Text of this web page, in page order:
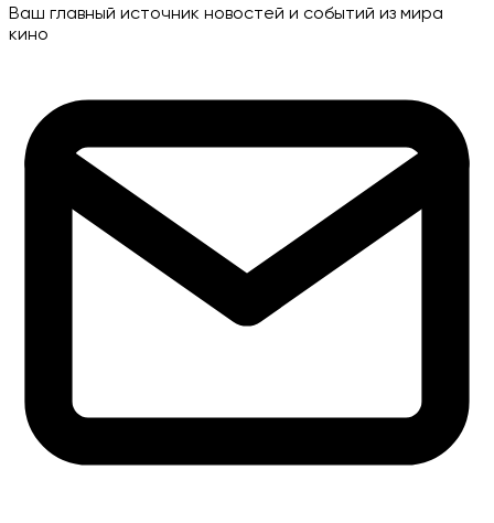
Ваш главный источник новостей и событий из мира
кино